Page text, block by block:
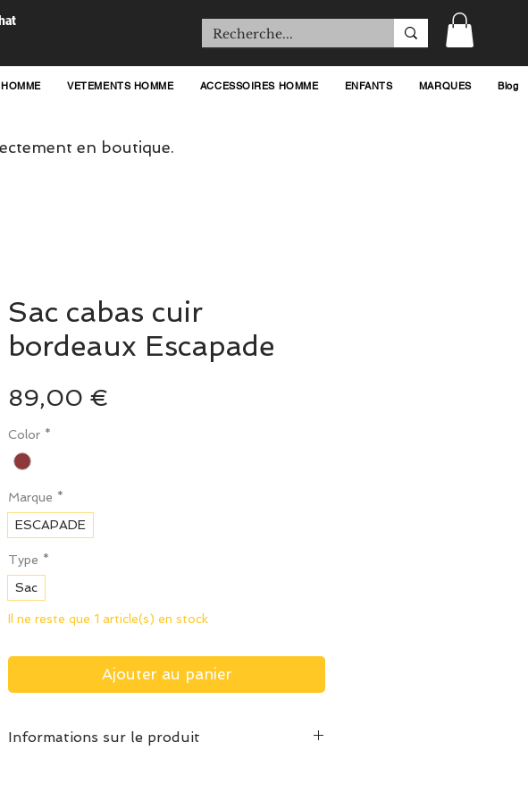
VETEMENTS HOMME ACCESSOIRES HOMME ENFANTS MARQUES Blog
en boutique.
Sac cabas cuir
bordeaux Escapade
89,00 €
Color *
Marque *
ESCAPADE
Type *
Sac
Il ne reste que 1 article(s) en stock
Ajouter au panier
Informations sur le produit